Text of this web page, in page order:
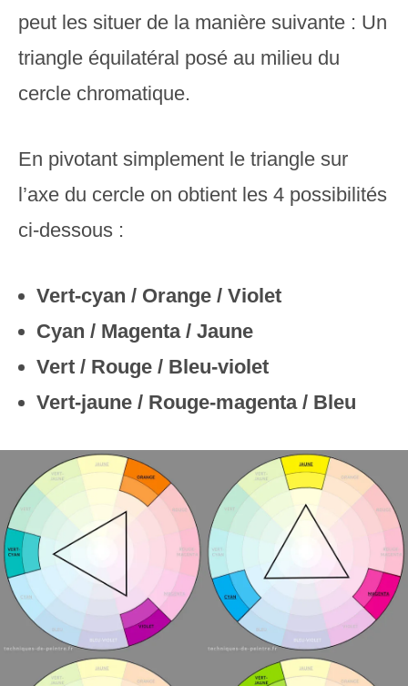
peut les situer de la manière suivante : Un
triangle équilatéral posé au milieu du
cercle chromatique.
En pivotant simplement le triangle sur
l’axe du cercle on obtient les 4 possibilités
ci-dessous :
Vert-cyan / Orange / Violet
Cyan / Magenta / Jaune
Vert / Rouge / Bleu-violet
Vert-jaune / Rouge-magenta / Bleu